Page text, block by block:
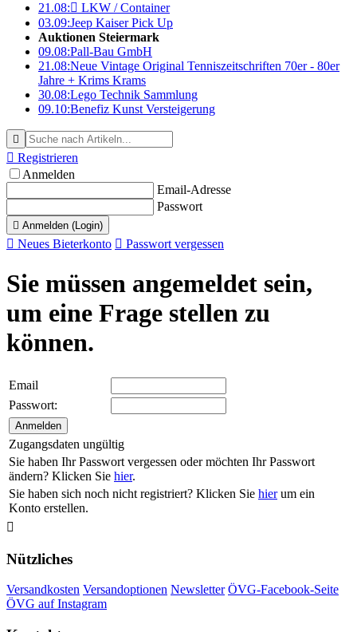
21.08: LKW / Container
03.09:Jeep Kaiser Pick Up
Auktionen Steiermark
09.08:Pall-Bau GmbH
21.08:Neue Vintage Original Tenniszeitschriften 70er - 80er
Jahre + Krims Krams
30.08:Lego Technik Sammlung
09.10:Benefiz Kunst Versteigerung

 Registrieren
Anmelden
Email-Adresse
Passwort
 Anmelden (Login)
 Neues Bieterkonto  Passwort vergessen
Sie müssen angemeldet sein,
um eine Frage stellen zu
können.
Email
Passwort:
Zugangsdaten ungültig
Sie haben Ihr Passwort vergessen oder möchten Ihr Passwort
ändern? Klicken Sie hier.
Sie haben sich noch nicht registriert? Klicken Sie hierum ein
Konto erstellen.

Nützliches
Versandkosten Versandoptionen Newsletter ÖVG-Facebook-Seite
ÖVG auf Instagram